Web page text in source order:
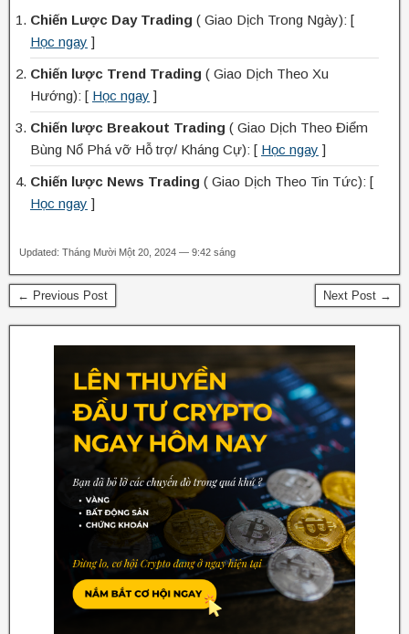
Chiến Lược Day Trading ( Giao Dịch Trong Ngày): [
Học ngay ]
Chiến lược Trend Trading ( Giao Dịch Theo Xu
Hướng): [ Học ngay ]
Chiến lược Breakout Trading ( Giao Dịch Theo Điểm
Bùng Nổ Phá vỡ Hỗ trợ/ Kháng Cự): [ Học ngay ]
Chiến lược News Trading ( Giao Dịch Theo Tin Tức): [
Học ngay ]
Updated: Tháng Mười Một 20, 2024 — 9:42 sáng
← Previous Post Next Post →